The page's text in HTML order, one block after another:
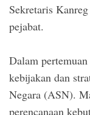
Sekretaris
pejabat.
Dalam
kebijakan dan
Negara (ASN).
perencanaan